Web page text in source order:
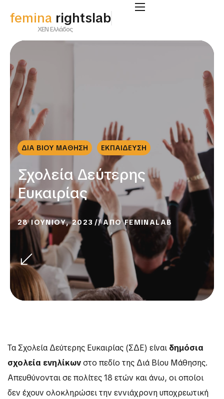
femina rightslab
ΧΕΝ Ελλάδος
ΔΙΑ ΒΙΟΥ ΜΑΘΗΣΗ ΕΚΠΑΙΔΕΥΣΗ
Σχολεία Δεύτερης
Ευκαιρίας
28 ΙΟΥΝΙΟΥ, 2023 ΑΠΟFEMINALAB
Τα Σχολεία Δεύτερης Ευκαιρίας (ΣΔΕ) είναι δημόσια
σχολεία ενηλίκωνστο πεδίο της Διά Βίου Μάθησης.
Απευθύνονται σε πολίτες 18 ετών και άνω, οι οποίοι
δεν έχουν ολοκληρώσει την εννιάχρονη υποχρεωτική